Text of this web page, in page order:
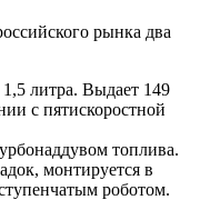
рынка два
литра. Выдает 149
с пятискоростной
топлива.
монтируется в
роботом.